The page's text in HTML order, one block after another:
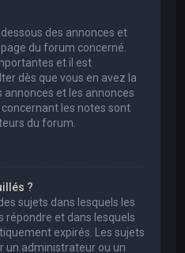
des annonces et
du forum concerné.
et il est
dès que vous en avez la
et les annonces
les notes sont
du forum.
?
sujets dans lesquels les
répondre et dans lesquels
expirés. Les sujets
un administrateur ou un